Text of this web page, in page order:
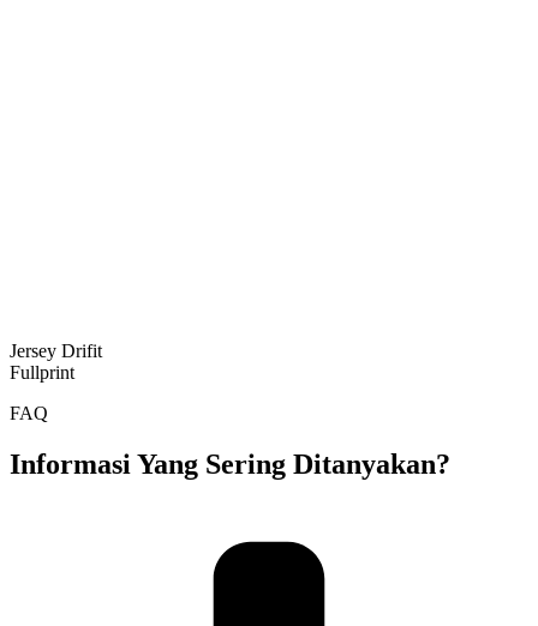
Jersey Drifit
Fullprint
FAQ
Informasi Yang Sering Ditanyakan?